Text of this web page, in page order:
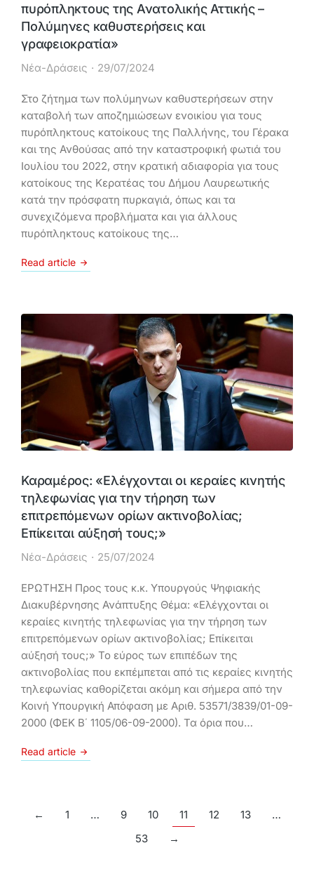
πυρόπληκτους της Ανατολικής Αττικής –
Πολύμηνες καθυστερήσεις και
γραφειοκρατία»
Νέα-Δράσεις 29/07/2024
Στο ζήτημα των πολύμηνων καθυστερήσεων στην
καταβολή των αποζημιώσεων ενοικίου για τους
πυρόπληκτους κατοίκους της Παλλήνης, του Γέρακα
και της Ανθούσας από την καταστροφική φωτιά του
Ιουλίου του 2022, στην κρατική αδιαφορία για τους
κατοίκους της Κερατέας του Δήμου Λαυρεωτικής
κατά την πρόσφατη πυρκαγιά, όπως και τα
συνεχιζόμενα προβλήματα και για άλλους
πυρόπληκτους κατοίκους της…
Read article
Καραμέρος: «Ελέγχονται οι κεραίες κινητής
τηλεφωνίας για την τήρηση των
επιτρεπόμενων ορίων ακτινοβολίας;
Επίκειται αύξησή τους;»
Νέα-Δράσεις 25/07/2024
ΕΡΩΤΗΣΗ Προς τους κ.κ. Υπουργούς Ψηφιακής
Διακυβέρνησης Ανάπτυξης Θέμα: «Ελέγχονται οι
κεραίες κινητής τηλεφωνίας για την τήρηση των
επιτρεπόμενων ορίων ακτινοβολίας; Επίκειται
αύξησή τους;» Το εύρος των επιπέδων της
ακτινοβολίας που εκπέμπεται από τις κεραίες κινητής
τηλεφωνίας καθορίζεται ακόμη και σήμερα από την
Κοινή Υπουργική Απόφαση με Αριθ. 53571/3839/01-09-
2000 (ΦΕΚ Β΄ 1105/06-09-2000). Τα όρια που…
Read article
← 1 … 9 10 11 12 13
…
53
→